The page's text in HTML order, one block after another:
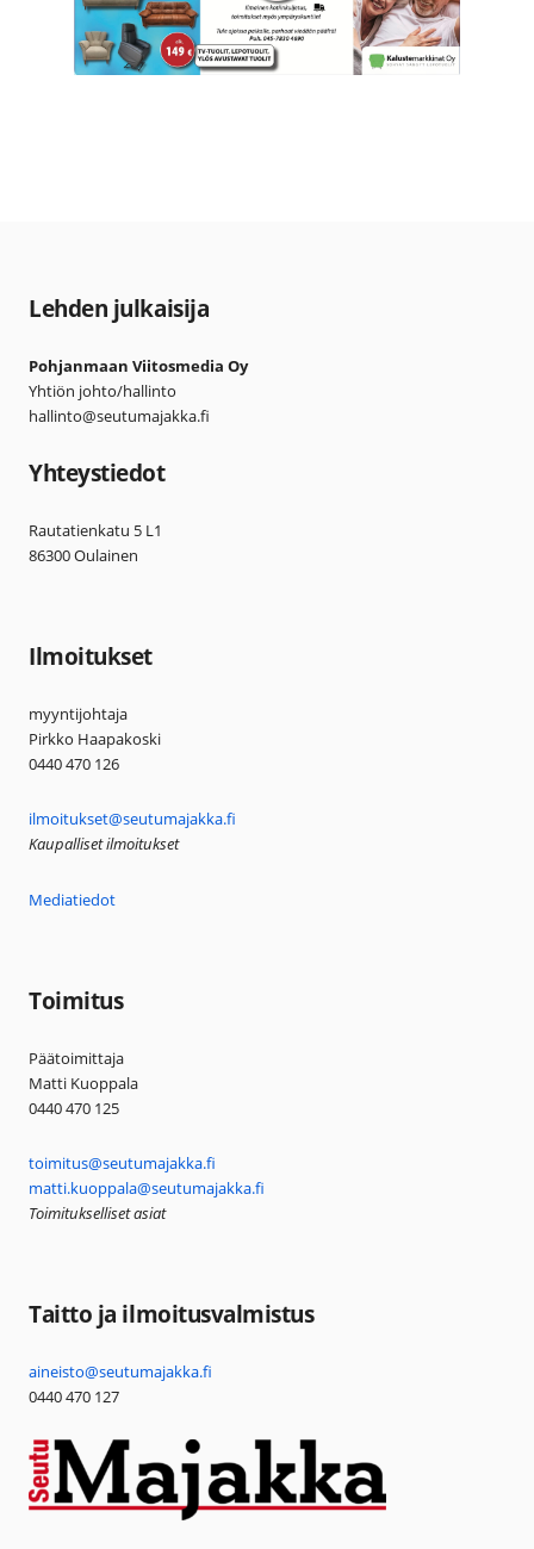
Lehden julkaisija
Pohjanmaan Viitosmedia Oy
Yhtiön johto/hallinto
hallinto@seutumajakka.fi
Yhteystiedot
Rautatienkatu 5 L1
86300 Oulainen
Ilmoitukset
myyntijohtaja
Pirkko Haapakoski
0440 470 126
ilmoitukset@seutumajakka.fi
Kaupalliset ilmoitukset
Mediatiedot
Toimitus
Päätoimittaja
Matti Kuoppala
0440 470 125
toimitus@seutumajakka.fi
matti.kuoppala@seutumajakka.fi
Toimitukselliset asiat
Taitto ja ilmoitusvalmistus
aineisto@seutumajakka.fi
0440 470 127